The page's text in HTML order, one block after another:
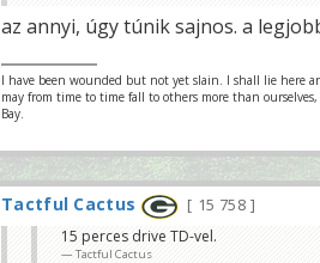
az annyi, úgy túnik sajnos. a
I have been wounded but not yet slain. I shall lie here
may from time to time fall to others more than
Bay.
Tactful Cactus
15 758
15 perces drive TD-vel.
Tactful Cactus